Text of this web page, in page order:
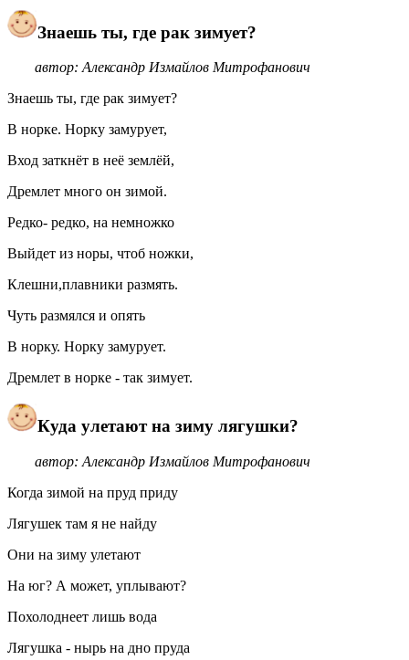
Знаешь ты, где рак зимует?
автор: Александр Измайлов Митрофанович
Знаешь ты, где рак зимует?
В норке. Норку замурует,
Вход заткнёт в неё землёй,
Дремлет много он зимой.
Редко- редко, на немножко
Выйдет из норы, чтоб ножки,
Клешни,плавники размять.
Чуть размялся и опять
В норку. Норку замурует.
Дремлет в норке - так зимует.
Куда улетают на зиму лягушки?
автор: Александр Измайлов Митрофанович
Когда зимой на пруд приду
Лягушек там я не найду
Они на зиму улетают
На юг? А может, уплывают?
Похолоднеет лишь вода
Лягушка - нырь на дно пруда